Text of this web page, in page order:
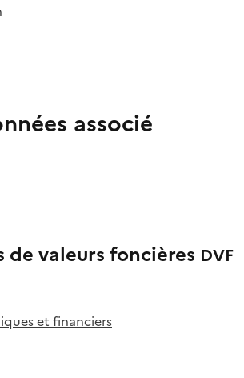
associé
de valeurs foncières DVF
et financiers